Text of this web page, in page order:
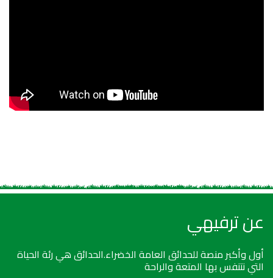
عن ترفيهي
أول وأكبر منصة للحدائق العامة الخضراء.الحدائق هي رئة الحياة
التي نتنفس بها المتعة والراحة